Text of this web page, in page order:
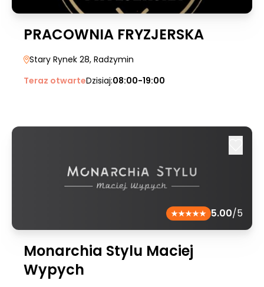
PRACOWNIA FRYZJERSKA
Stary Rynek 28, Radzymin
Teraz otwarteDzisiaj:08:00-19:00
5.00/5
Monarchia Stylu Maciej
Wypych